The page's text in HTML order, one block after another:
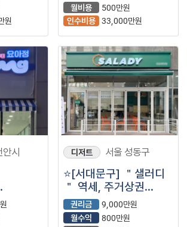
원
월비용
500만원
인수비용 33,000만원
시 디저트 서울 성동구
⭐[서대문구] ＂샐러디
＂ 역세, 주거상권
안정적이고 편차없는
매출 ⭐
권리금
9,000만원
월수익
800만원